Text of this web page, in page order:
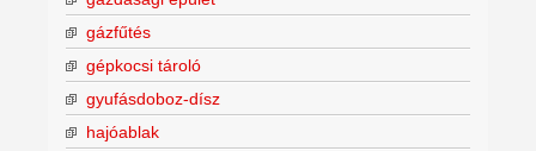
gázfűtés
gépkocsi tároló
gyufásdoboz-dísz
hajóablak